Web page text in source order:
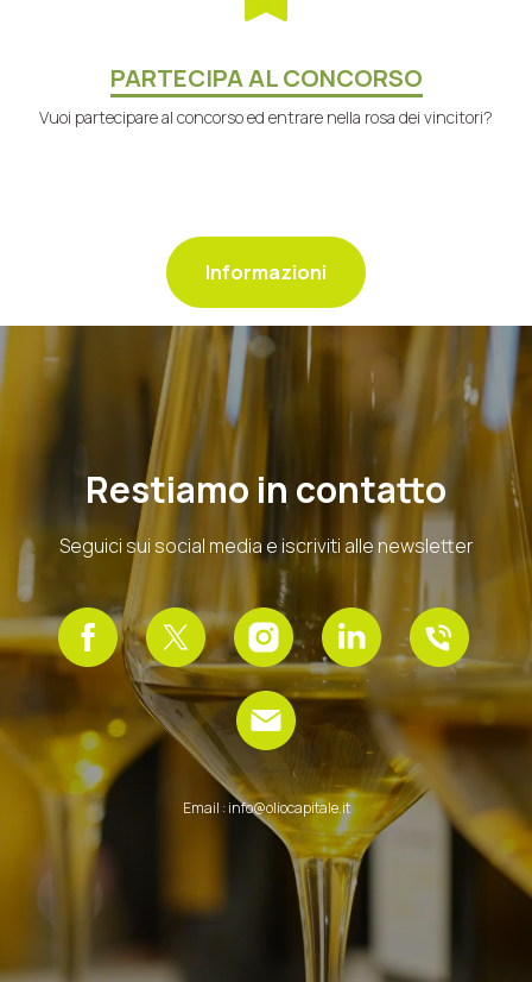
PARTECIPA AL CONCORSO
Vuoi partecipare al concorso ed entrare nella rosa dei vincitori?
Informazioni
Restiamo in contatto
Seguici sui social media e iscriviti alle newsletter
Email : info@oliocapitale.it